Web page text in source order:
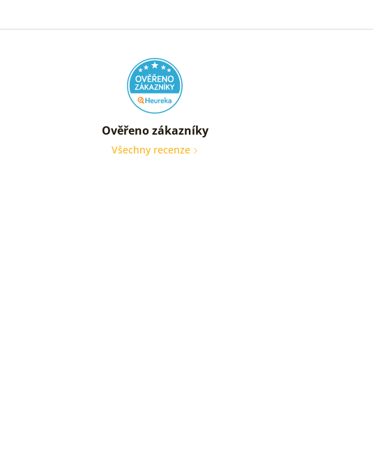
Ověřeno zákazníky
Všechny recenze